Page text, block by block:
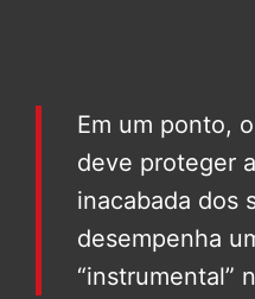
Em um ponto,
deve proteger
inacabada dos
desempenha
“instrumental”